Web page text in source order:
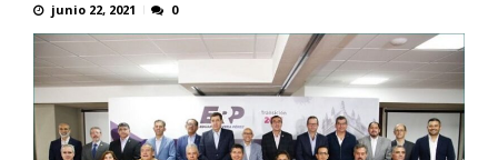
junio 22, 2021 0